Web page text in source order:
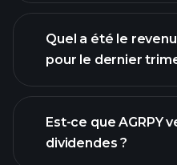
AGRPY
rapports financiers
Quel a été le
pour le dernier
Est-ce que AGRPY
dividendes ?